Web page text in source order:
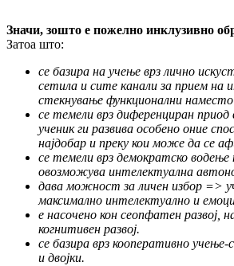
Значи, зошто е пожелно инклузивно
Затоа што:
се базира на учење врз лично
сетила и сите канали за прием на
стекнување функционални
се темели врз диференциран
ученик ги развива особено оние
најдобар и преку кои може да се
се темели врз демократско
овозможува интелектуална
дава можност за личен избор =>
максимално интелектуално и
е насочено кон сеопфатен развој,
когнитивен развој.
се базира врз кооперативно
и двојки.